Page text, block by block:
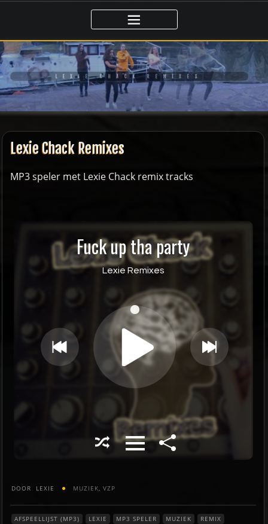
de
inhoud
LEXIE CHACK REMIXES
Lexie Chack Remixes
MP3 speler met Lexie Chack remix tracks
DOOR LEXIE MUZIEK VZP
AFSPEELLIJST (MP3) LEXIE MP3 SPELER MUZIEK
REMIX